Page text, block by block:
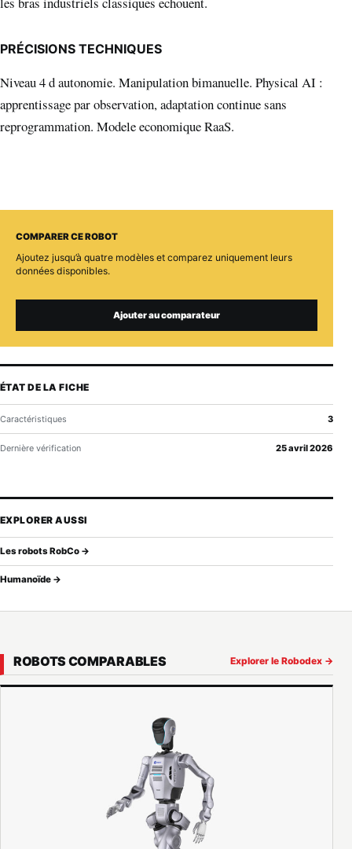
PRÉCISIONS TECHNIQUES
Niveau 4 d autonomie. Manipulation bimanuelle. Physical AI :
apprentissage par observation, adaptation continue sans
reprogrammation. Modele economique RaaS.
COMPARER CE ROBOT
Ajoutez jusqu’à quatre modèles et comparez uniquement leurs
données disponibles.
Ajouter au comparateur
ÉTAT DE LA FICHE
Caractéristiques 3
Dernière vérification 25 avril 2026
EXPLORER AUSSI
Les robots RobCo →
Humanoïde →
ROBOTS COMPARABLES Explorer le Robodex →